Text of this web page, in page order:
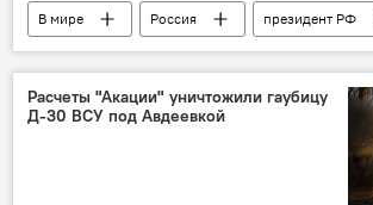
В мире Россия
президент РФ
Владимир Путин
визит
Вьетнам
Политика
Расчеты "Акации" уничтожили гаубицу
Д-30 ВСУ под Авдеевкой